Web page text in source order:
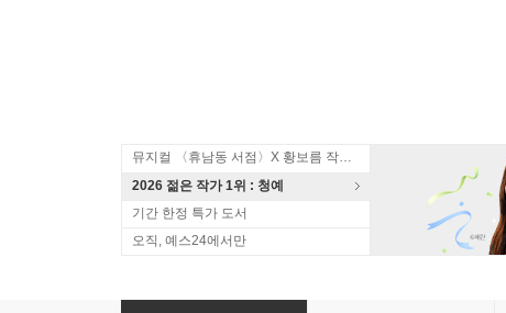
뮤지컬 〈휴남동 서점〉X 황보름 작가 북토크
2026 젊은 작가 1위 : 청예
기간 한정 특가 도서
오직, 예스24에서만